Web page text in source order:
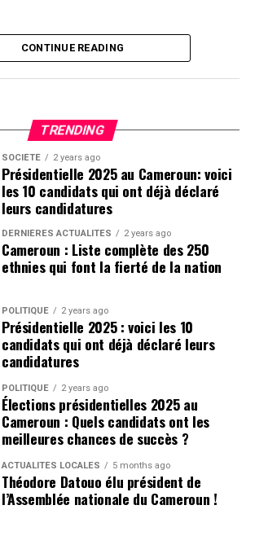
CONTINUE READING
TRENDING
SOCIÉTÉ 2 years ago
Présidentielle 2025 au Cameroun: voici
les 10 candidats qui ont déjà déclaré
leurs candidatures
DERNIÈRES ACTUALITÉS 2 years ago
Cameroun : Liste complète des 250
ethnies qui font la fierté de la nation
POLITIQUE 2 years ago
Présidentielle 2025 : voici les 10
candidats qui ont déjà déclaré leurs
candidatures
POLITIQUE 2 years ago
Élections présidentielles 2025 au
Cameroun : Quels candidats ont les
meilleures chances de succès ?
ACTUALITÉS LOCALES 5 months ago
Théodore Datouo élu président de
l’Assemblée nationale du Cameroun !